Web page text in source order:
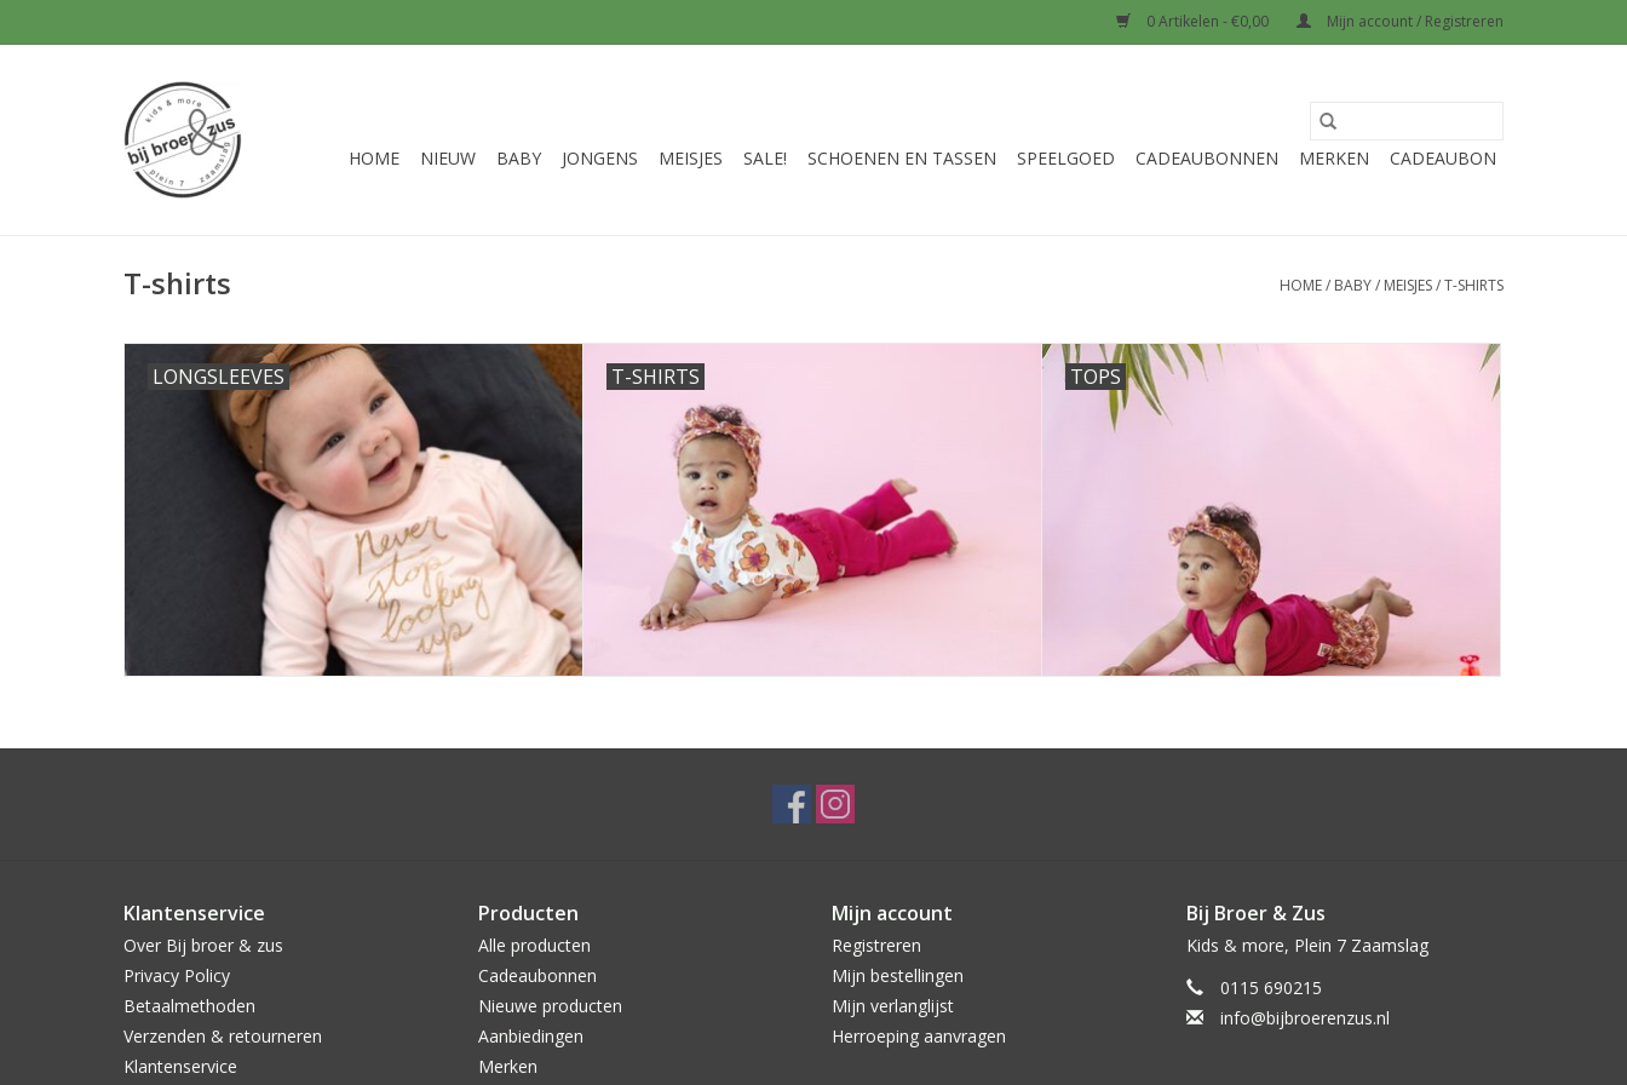
0 Artikelen - €0,00 Mijn account / Registreren
HOME NIEUW BABY JONGENS MEISJES SALE! SCHOENEN EN TASSEN SPEELGOED CADEAUBONNEN MERKEN CADEAUBON
T-shirts HOME/ BABY/ MEISJES/T-SHIRTS
LONGSLEEVES T-SHIRTS TOPS
Klantenservice
Over Bij broer & zus
Privacy Policy
Betaalmethoden
Verzenden & retourneren
Klantenservice
Producten
Alle producten
Cadeaubonnen
Nieuwe producten
Aanbiedingen
Merken
Mijn account
Registreren
Mijn bestellingen
Mijn verlanglijst
Herroeping aanvragen
Bij Broer & Zus
Kids & more, Plein 7 Zaamslag
0115 690215
info@bijbroerenzus.nl